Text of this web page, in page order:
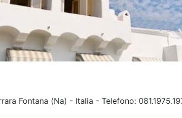
Fontana (Na) - Italia - Telefono: